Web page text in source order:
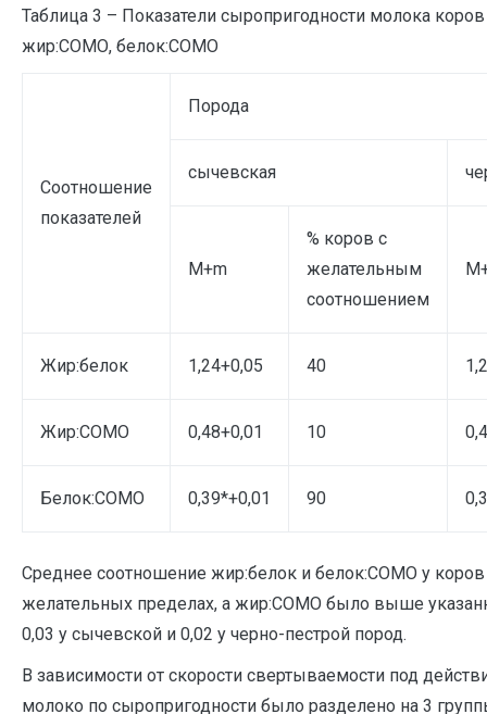
Таблица 3 – Показатели сыропригодности молока
жир:СОМО, белок:СОМО
Соотношение
показателей
Порода
сычевская
M+m
% коров с
желательным
соотношением
Жир:белок 1,24+0,05 40
Жир:СОМО 0,48+0,01 10
Белок:СОМО 0,39*+0,01 90
Среднее соотношение жир:белок и белок:СОМО у
желательных пределах, а жир:СОМО было выше
0,03 у сычевской и 0,02 у черно-пестрой пород.
В зависимости от скорости свертываемости под
молоко по сыропригодности было разделено на 3